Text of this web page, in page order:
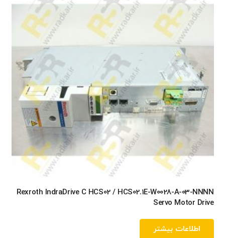
Rexroth IndraDrive C HCS02 / HCS02.1E-W0028-A-03-NNNN
Servo Motor Drive
اطلاعات بیشتر